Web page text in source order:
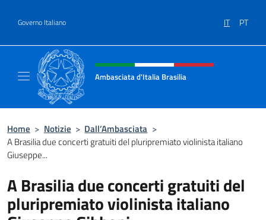
Governo Italiano IT PT
Intestazione sito, social e menù
Ambasciata d'Italia Brasilia
Home > Notizie > Dall’Ambasciata >
A Brasilia due concerti gratuiti del pluripremiato violinista italiano
Giuseppe...
A Brasilia due concerti gratuiti del
pluripremiato violinista italiano